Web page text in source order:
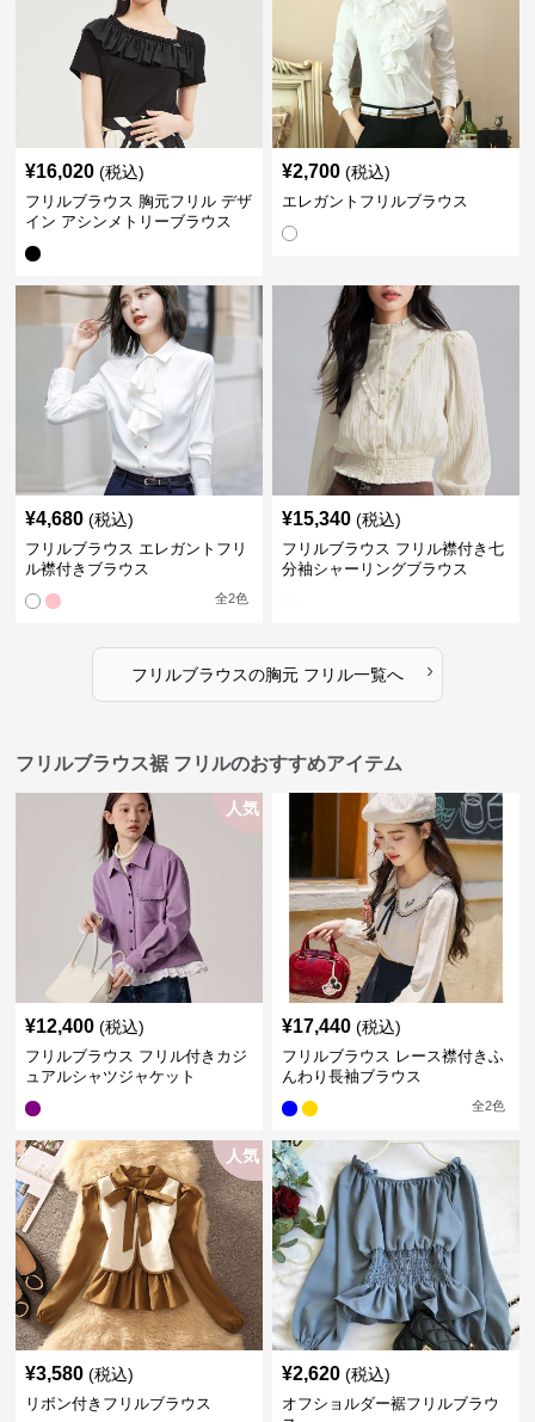
¥16,020 (税込)
フリルブラウス 胸元フリル デザ
イン アシンメトリーブラウス
¥2,700 (税込)
エレガントフリルブラウス
¥4,680 (税込)
フリルブラウス エレガントフリ
ル襟付きブラウス
全2色
¥15,340 (税込)
フリルブラウス フリル襟付き七
分袖シャーリングブラウス
フリルブラウスの胸元 フリル一覧へ ›
フリルブラウス裾 フリルのおすすめアイテム
人気
¥12,400 (税込)
フリルブラウス フリル付きカジ
ュアルシャツジャケット
¥17,440 (税込)
フリルブラウス レース襟付きふ
んわり長袖ブラウス
全2色
人気
¥3,580 (税込)
リボン付きフリルブラウス
¥2,620 (税込)
オフショルダー裾フリルブラウ